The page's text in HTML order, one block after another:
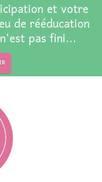
et votre
de rééducation
pas fini...